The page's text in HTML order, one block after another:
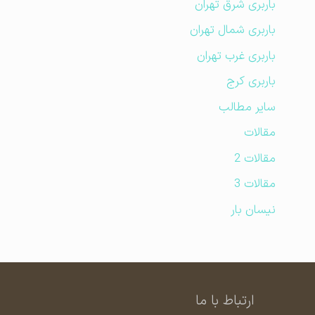
باربری شرق تهران
باربری شمال تهران
باربری غرب تهران
باربری کرج
سایر مطالب
مقالات
مقالات 2
مقالات 3
نیسان بار
ارتباط با ما